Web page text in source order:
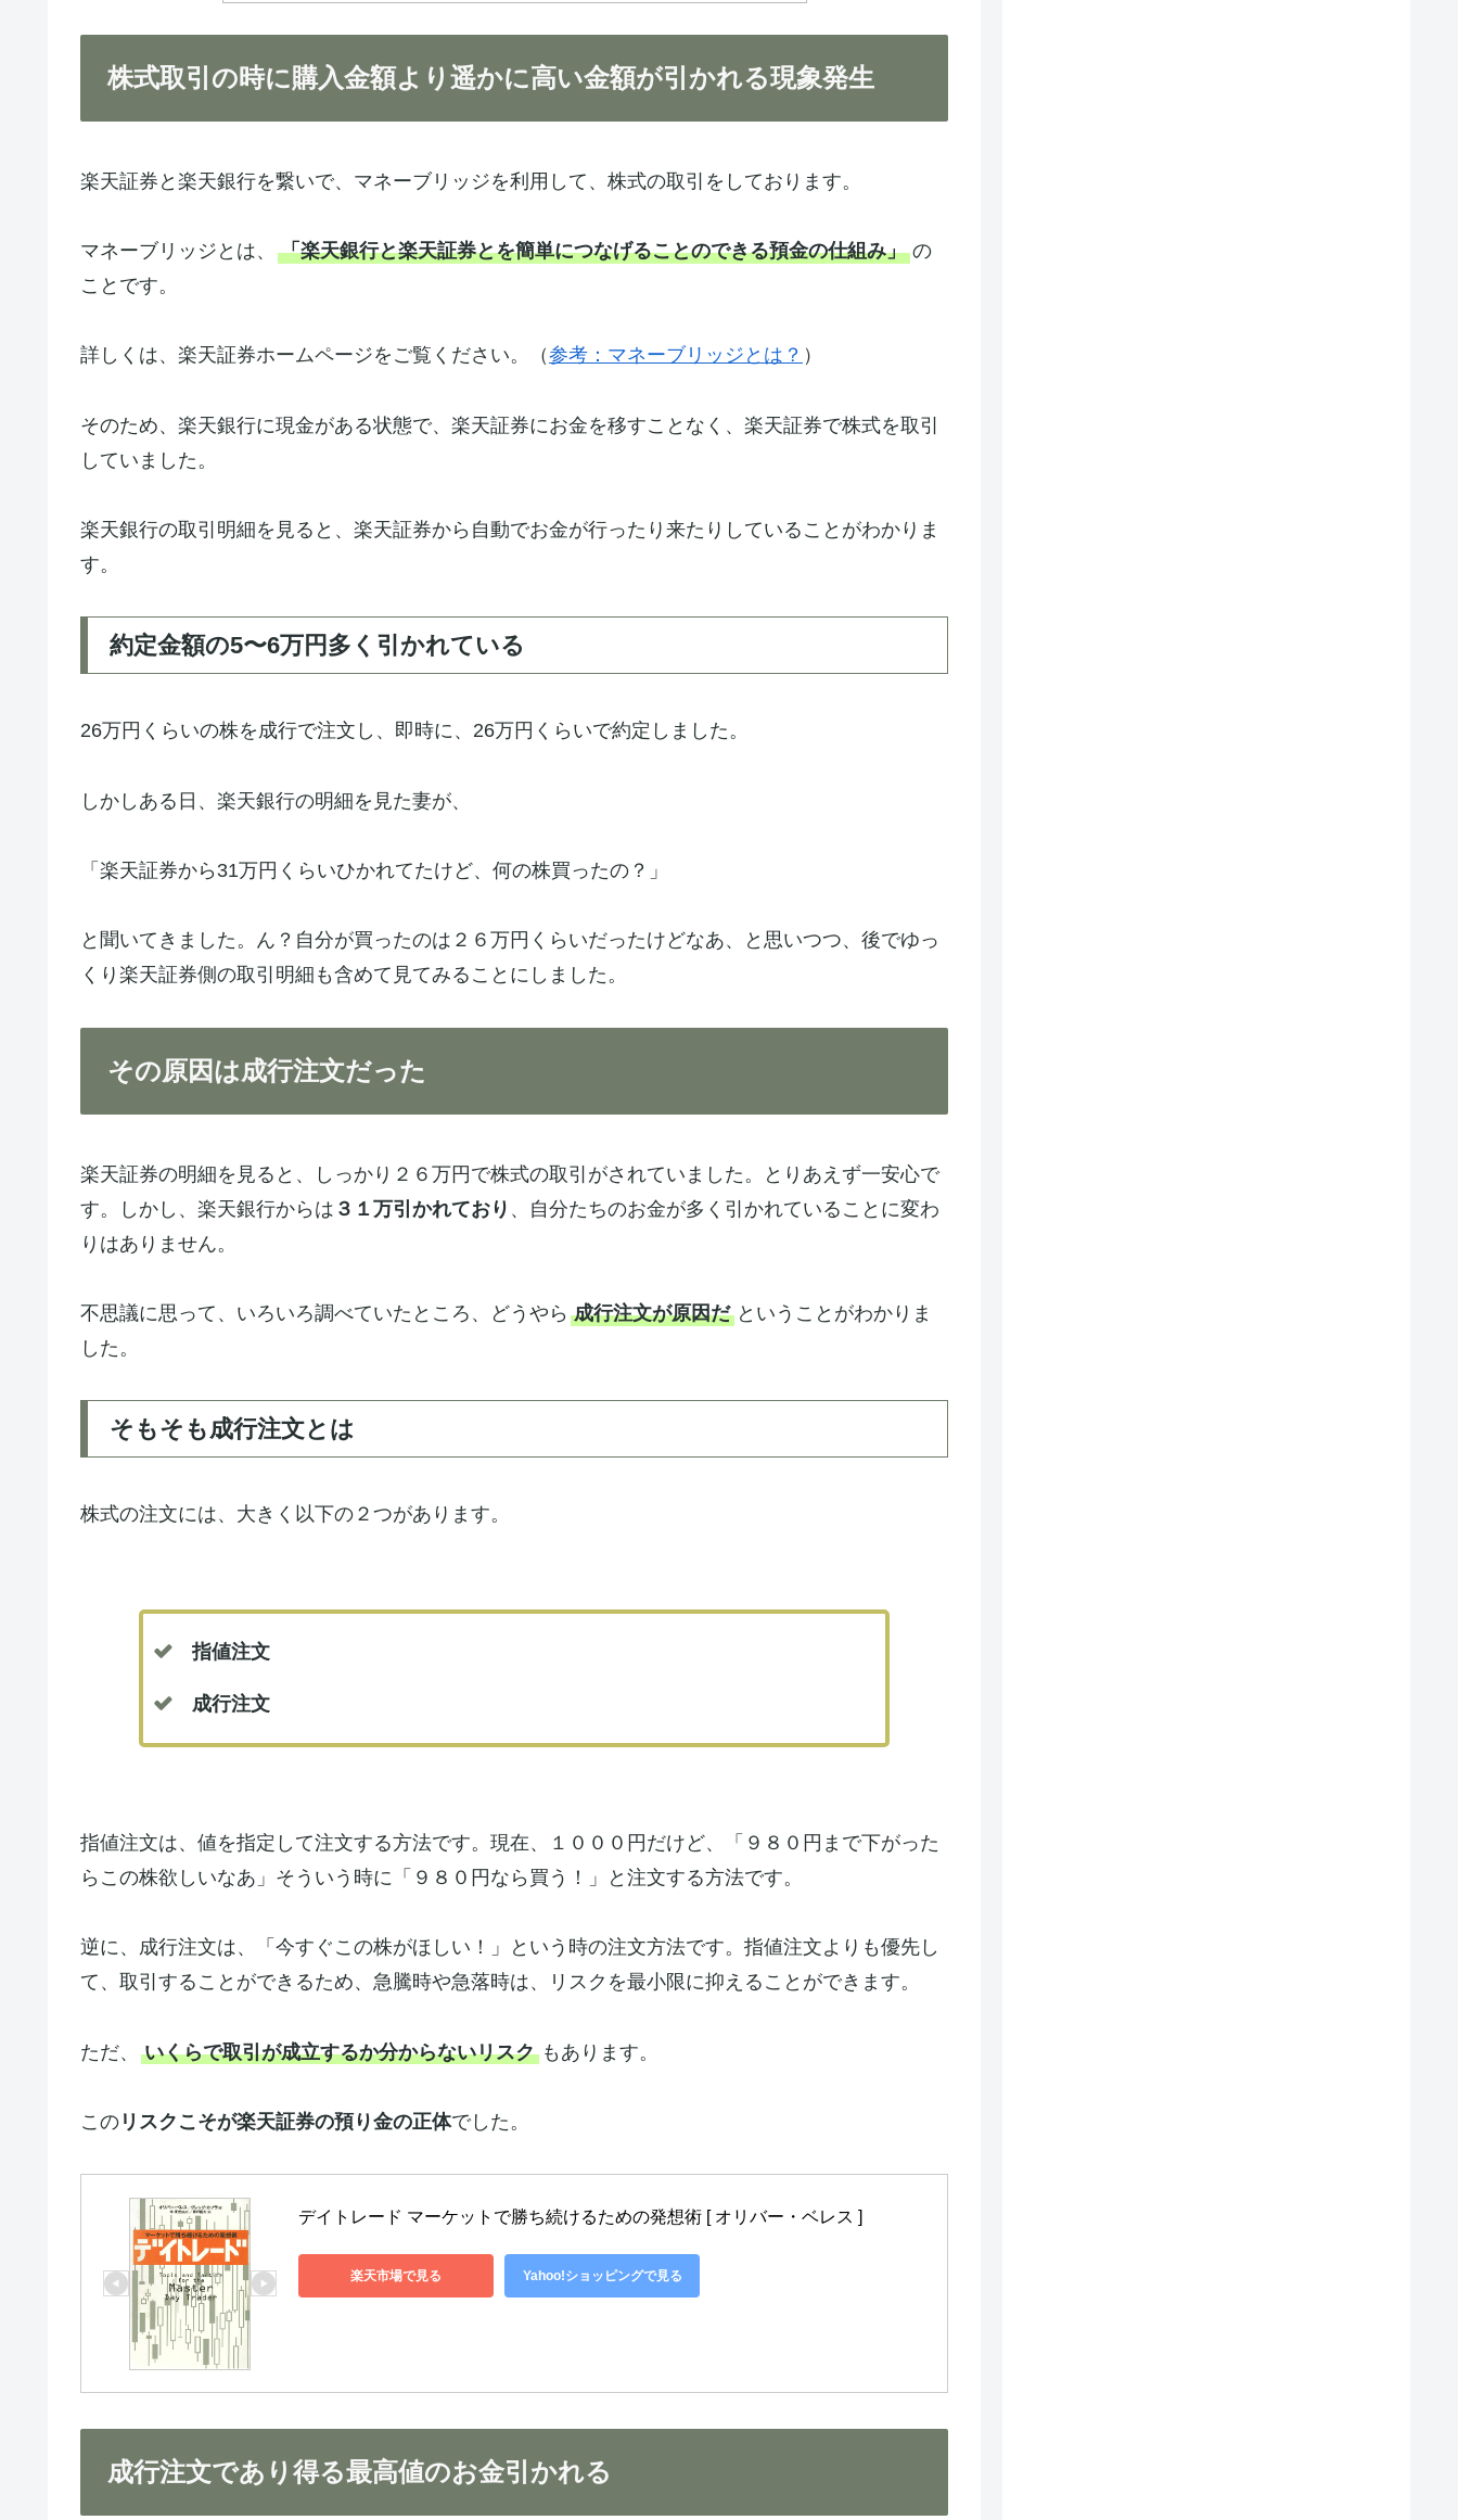
株式取引の時に購入金額より遥かに高い金額が引かれる現象発生
楽天証券と楽天銀行を繋いで、マネーブリッジを利用して、株式の取引をしております。
マネーブリッジとは、 「楽天銀行と楽天証券とを簡単につなげることのできる預金の仕組み」 の
ことです。
詳しくは、楽天証券ホームページをご覧ください。（参考：マネーブリッジとは？ ）
そのため、楽天銀行に現金がある状態で、楽天証券にお金を移すことなく、楽天証券で株式を取引
していました。
楽天銀行の取引明細を見ると、楽天証券から自動でお金が行ったり来たりしていることがわかりま
す。
約定金額の5〜6万円多く引かれている
26万円くらいの株を成行で注文し、即時に、26万円くらいで約定しました。
しかしある日、楽天銀行の明細を見た妻が、
「楽天証券から31万円くらいひかれてたけど、何の株買ったの？」
と聞いてきました。ん？自分が買ったのは２６万円くらいだったけどなあ、と思いつつ、後でゆっ
くり楽天証券側の取引明細も含めて見てみることにしました。
その原因は成行注文だった
楽天証券の明細を見ると、しっかり２６万円で株式の取引がされていました。とりあえず一安心で
す。しかし、楽天銀行からは ３１万引かれており 、自分たちのお金が多く引かれていることに変わ
りはありません。
不思議に思って、いろいろ調べていたところ、どうやら 成行注文が原因だ ということがわかりま
した。
そもそも成行注文とは
株式の注文には、大きく以下の２つがあります。
指値注文
成行注文
指値注文は、値を指定して注文する方法です。現在、１０００円だけど、「９８０円まで下がった
らこの株欲しいなあ」そういう時に「９８０円なら買う！」と注文する方法です。
逆に、成行注文は、「今すぐこの株がほしい！」という時の注文方法です。指値注文よりも優先し
て、取引することができるため、急騰時や急落時は、リスクを最小限に抑えることができます。
ただ、 いくらで取引が成立するか分からないリスク もあります。
この リスクこそが楽天証券の預り金の正体でした。
デイトレード マーケットで勝ち続けるための発想術 [ オリバー・ベレス ]
楽天市場で見る Yahoo!ショッピングで見る
成行注文であり得る最高値のお金引かれる